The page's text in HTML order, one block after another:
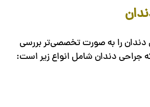
دندان را به صورت تخصصی‌تر بررسی
جراحی دندان شامل انواع زیر است: